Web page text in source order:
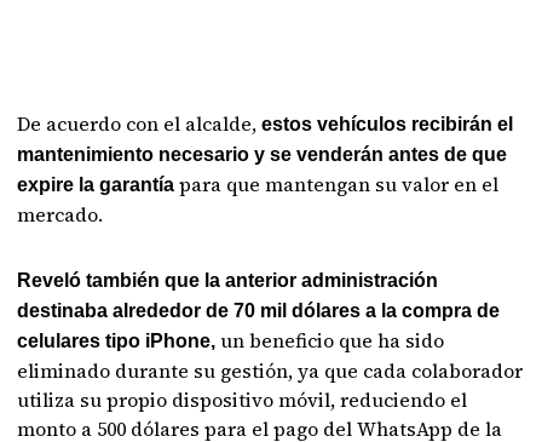
De acuerdo con el alcalde,estos vehículos recibirán el
mantenimiento necesario y se venderán antes de que
expire la garantíapara que mantengan su valor en el
mercado.
Reveló también que la anterior administración
destinaba alrededor de 70 mil dólares a la compra de
celulares tipo iPhone, un beneficio que ha sido
eliminado durante su gestión, ya que cada colaborador
utiliza su propio dispositivo móvil, reduciendo el
monto a 500 dólares para el pago del WhatsApp de la